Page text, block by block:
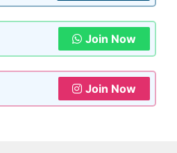
Join Now
Join Now